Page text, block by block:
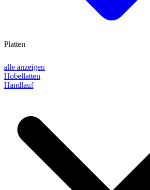
alle anzeigen
Hobellatten
Handlauf
Platten